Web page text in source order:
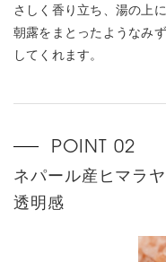
さしく香り立ち、湯の上
朝露をまとったようなみ
してくれます。
ネパール産ヒマラ
透明感